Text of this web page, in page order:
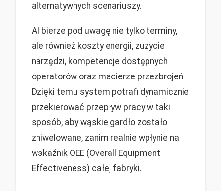
alternatywnych scenariuszy.
AI bierze pod uwagę nie tylko terminy,
ale również koszty energii, zużycie
narzędzi, kompetencje dostępnych
operatorów oraz macierze przezbrojeń.
Dzięki temu system potrafi dynamicznie
przekierować przepływ pracy w taki
sposób, aby wąskie gardło zostało
zniwelowane, zanim realnie wpłynie na
wskaźnik OEE (Overall Equipment
Effectiveness) całej fabryki.